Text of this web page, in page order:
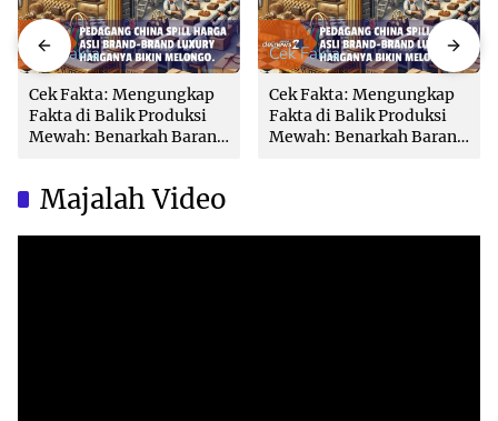
Cek Fakta
Cek Fakta: Mengungkap
Fakta di Balik Produksi
Mewah: Benarkah Barang
Cek Fakta
Cek Fakta: Mengungkap
Fakta di Balik Produksi
Mewah: Benarkah Barang
Majalah Video